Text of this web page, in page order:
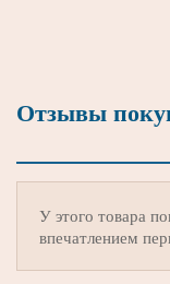
Отзывы
У этого товара
впечатлением